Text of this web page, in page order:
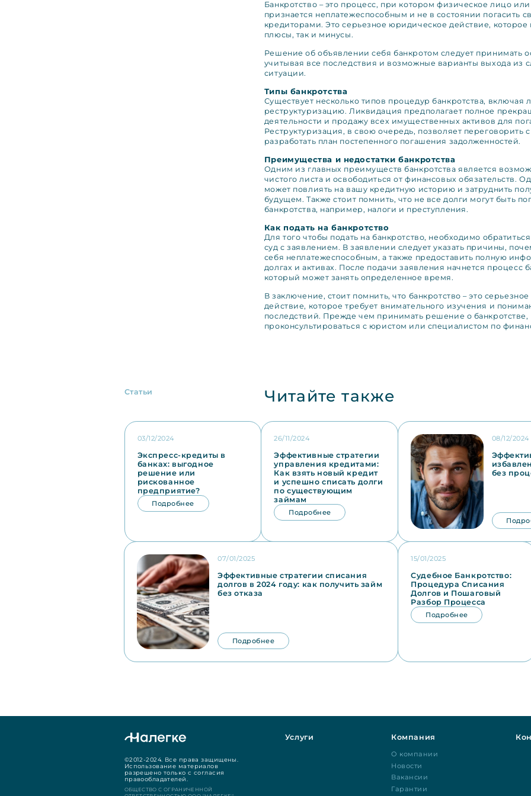
Банкротство – это процесс, при котором физическое лицо
признается неплатежеспособным и не в состоянии погасить
кредиторами. Это серьезное юридическое действие, которое
плюсы, так и минусы.
Решение об объявлении себя банкротом следует принимать
учитывая все последствия и возможные варианты выхода из
ситуации.
Типы банкротства
Существует несколько типов процедур банкротства, включая
реструктуризацию. Ликвидация предполагает полное
деятельности и продажу всех имущественных активов для
Реструктуризация, в свою очередь, позволяет переговорить
разработать план постепенного погашения задолженностей.
Преимущества и недостатки банкротства
Одним из главных преимуществ банкротства является
чистого листа и освободиться от финансовых обязательств.
может повлиять на вашу кредитную историю и затруднить
будущем. Также стоит помнить, что не все долги могут быть
банкротства, например, налоги и преступления.
Как подать на банкротство
Для того чтобы подать на банкротство, необходимо
суд с заявлением. В заявлении следует указать причины,
себя неплатежеспособным, а также предоставить полную
долгах и активах. После подачи заявления начнется процесс
который может занять определенное время.
В заключение, стоит помнить, что банкротство – это
действие, которое требует внимательного изучения и
последствий. Прежде чем принимать решение о банкротстве,
проконсультироваться с юристом или специалистом по
Статьи Читайте также
03/12/2024
Экспресс-кредиты в
банках: выгодное
решение или
рискованное
предприятие?
Подробнее
26/11/2024
Эффективные стратегии
управления кредитами:
Как взять новый кредит
и успешно списать долги
по существующим
займам
Подробнее
08/12/2024
без
07/01/2025
Эффективные стратегии списания
долгов в 2024 году: как получить займ
без отказа
Подробнее
15/01/2025
Судебное Банкротство:
Процедура Списания
Долгов и Пошаговый
Разбор Процесса
Подробнее
©2012-2024. Все права защищены.
Использование материалов
разрешено только с согласия
правообладателей.
ОБЩЕСТВО С ОГРАНИЧЕННОЙ
Услуги Компания
О компании
Новости
Вакансии
Гарантии